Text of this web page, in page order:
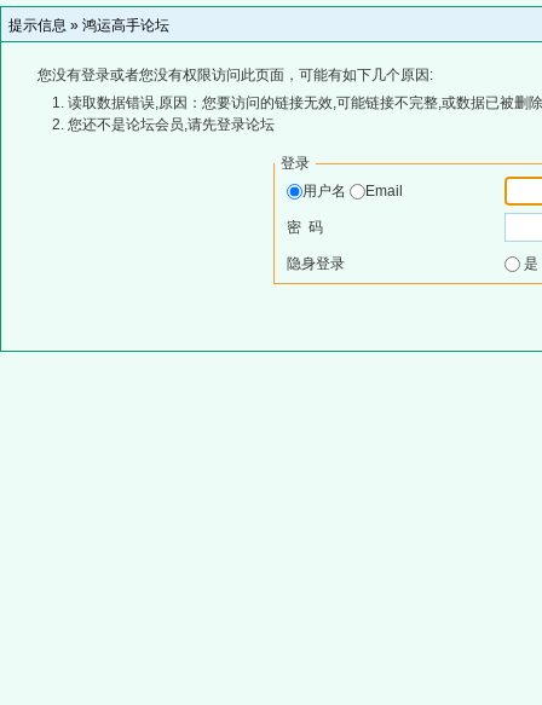
提示信息 » 鸿运高手论坛
您没有登录或者您没有权限访问此页面，可能有如下几个原因:
读取数据错误,原因：您要访问的链接无效,可能链接不完整,或数据已被删
您还不是论坛会员,请先登录论坛
登录
用户名
Email
密 码
隐身登录